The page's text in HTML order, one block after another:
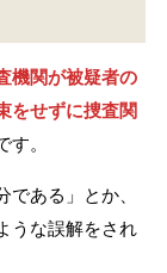
機関が被疑者の
をせずに捜査関
す。
ある」とか、
うな誤解をされ